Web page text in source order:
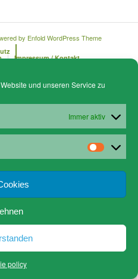
und unseren Service zu
Immer aktiv
policy
by Enfold WordPress Theme
Impressum / Kontakt